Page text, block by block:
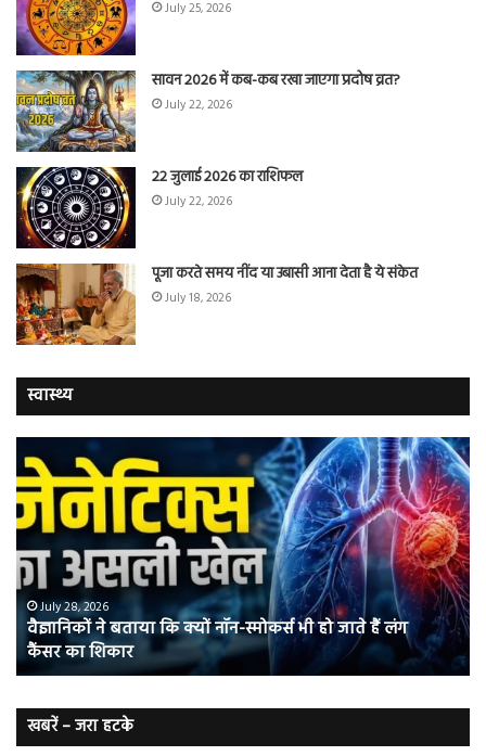
July 25, 2026
सावन 2026 में कब-कब रखा जाएगा प्रदोष व्रत?
July 22, 2026
22 जुलाई 2026 का राशिफल
July 22, 2026
पूजा करते समय नींद या उबासी आना देता है ये संकेत
July 18, 2026
स्वास्थ्य
ने
बताया
कि
क्यों
नॉन-
स्मोकर्स
भी
जाते
हैं
कैंसर का
शिकार
July 28, 2026
वैज्ञानिकों ने बताया कि क्यों नॉन-स्मोकर्स भी हो जाते हैं लंग
कैंसर का शिकार
में
की
खबरें – जरा हटके